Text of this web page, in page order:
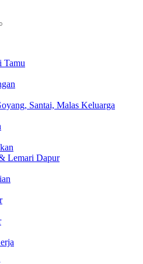
Tamu
Santai, Malas Keluarga
Lemari Dapur